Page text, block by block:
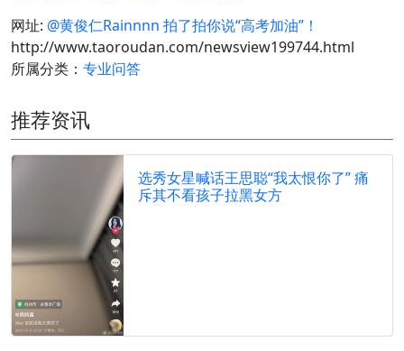
网址: @黄俊仁Rainnnn 拍了拍你说“高考加油”！
http://www.taoroudan.com/newsview199744.html
所属分类： 专业问答
推荐资讯
选秀女星喊话王思聪“我太恨你了” 痛
斥其不看孩子拉黑女方